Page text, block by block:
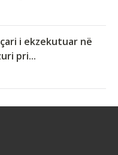
i ekzekutuar në
pri...